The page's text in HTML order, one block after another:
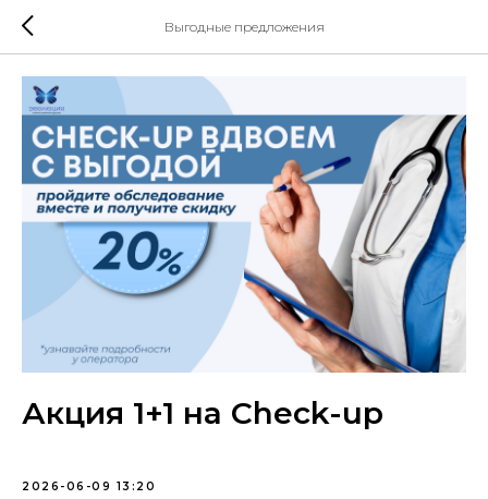
Выгодные предложения
Акция 1+1 на Check-up
2026-06-09 13:20